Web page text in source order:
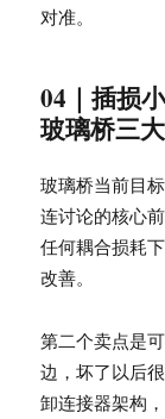
对准。
04｜插损
玻璃桥三
玻璃桥当前目
连讨论的核心
任何耦合损耗
改善。
第二个卖点是
边，坏了以后
卸连接器架构